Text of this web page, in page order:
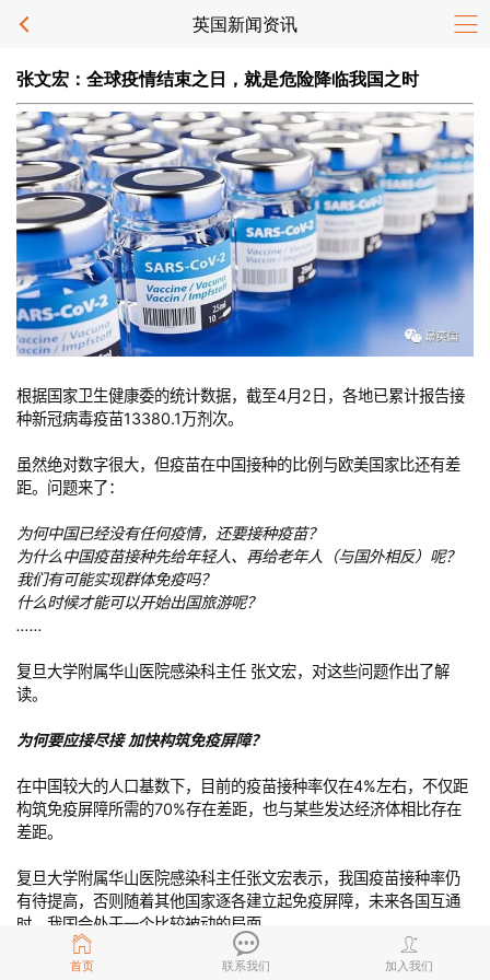
英国新闻资讯
首页 联系我们 加入我们
张文宏：全球疫情结束之日，就是危险降临我国之时
根据国家卫生健康委的统计数据，截至4月2日，各地已累计报告接
种新冠病毒疫苗13380.1万剂次。
虽然绝对数字很大，但疫苗在中国接种的比例与欧美国家比还有差
距。问题来了：
为何中国已经没有任何疫情，还要接种疫苗？
为什么中国疫苗接种先给年轻人、再给老年人（与国外相反）呢？
我们有可能实现群体免疫吗？
什么时候才能可以开始出国旅游呢？
……
复旦大学附属华山医院感染科主任 张文宏，对这些问题作出了解
读。
为何要应接尽接 加快构筑免疫屏障？
在中国较大的人口基数下，目前的疫苗接种率仅在4%左右，不仅距
构筑免疫屏障所需的70%存在差距，也与某些发达经济体相比存在
差距。
复旦大学附属华山医院感染科主任张文宏表示，我国疫苗接种率仍
有待提高，否则随着其他国家逐各建立起免疫屏障，未来各国互通
时，我国会处于一个比较被动的局面。